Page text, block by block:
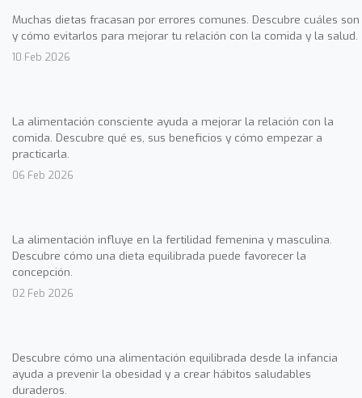
Muchas dietas fracasan por errores comunes. Descubre cuáles son
y cómo evitarlos para mejorar tu relación con la comida y la salud.
10 Feb 2026
La alimentación consciente ayuda a mejorar la relación con la
comida. Descubre qué es, sus beneficios y cómo empezar a
practicarla.
06 Feb 2026
La alimentación influye en la fertilidad femenina y masculina.
Descubre cómo una dieta equilibrada puede favorecer la
concepción.
02 Feb 2026
Descubre cómo una alimentación equilibrada desde la infancia
ayuda a prevenir la obesidad y a crear hábitos saludables
duraderos.